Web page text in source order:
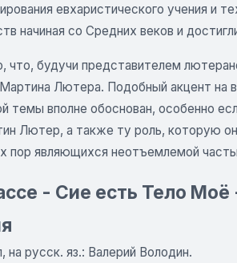
евхаристического учения и
начиная со Средних веков и
что, будучи представителем
Лютера. Подобный акцент на
темы вполне обоснован, особенно
Лютер, а также ту роль, которую
пор являющихся неотъемлемой
- Сие есть Тело
на русск. яз.: Валерий Володин.